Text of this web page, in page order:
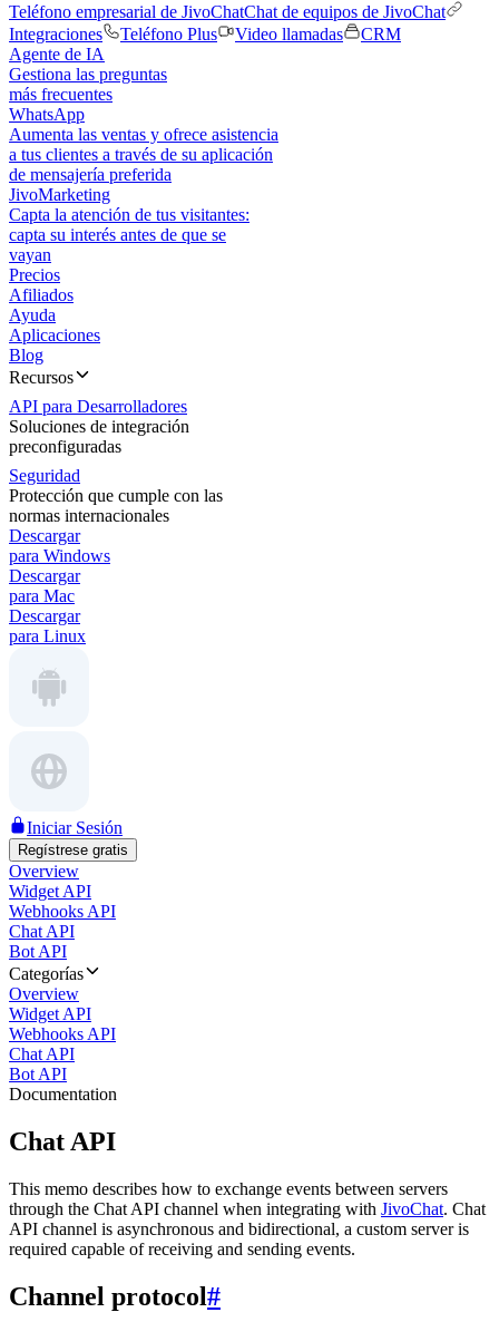
Teléfono empresarial de JivoChatChat de equipos de JivoChat
Integraciones
Teléfono Plus Video llamadas
CRM
Agente de IA
Gestiona las preguntas
más frecuentes
WhatsApp
Aumenta las ventas y ofrece asistencia
a tus clientes a través de su aplicación
de mensajería preferida
JivoMarketing
Capta la atención de tus visitantes:
capta su interés antes de que se
vayan
Precios
Afiliados
Ayuda
Aplicaciones
Blog
Recursos
API para Desarrolladores
Soluciones de integración
preconfiguradas
Seguridad
Protección que cumple con las
normas internacionales
Descargar
para Windows
Descargar
para Mac
Descargar
para Linux
Iniciar Sesión
Regístrese gratis
Overview
Widget API
Webhooks API
Chat API
Bot API
Categorías
Overview
Widget API
Webhooks API
Chat API
Bot API
Documentation
Chat API
This memo describes how to exchange events between servers
through the Chat API channel when integrating with JivoChat. Chat
API channel is asynchronous and bidirectional, a custom server is
required capable of receiving and sending events.
Channel protocol#